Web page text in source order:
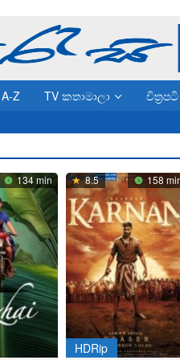
A-Z TV කතාමාලා චිත්‍රපටි
134 min 8.5 158
HDRip